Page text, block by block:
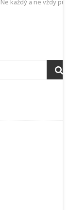
Ne každý a ne vždy